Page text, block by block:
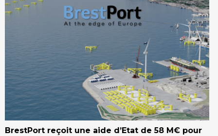
BrestPort reçoit une aide d’Etat de 58 M€ pour